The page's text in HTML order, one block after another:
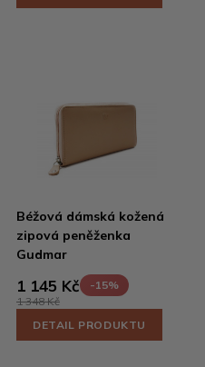
Béžová dámská kožená
zipová peněženka
Gudmar
1 145 Kč
-15%
1 348 Kč
DETAIL PRODUKTU